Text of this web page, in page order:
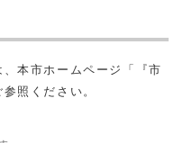
本市ホームページ「『市
照ください。